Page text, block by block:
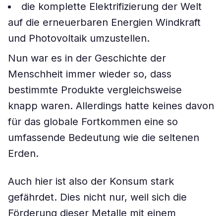
die komplette Elektrifizierung der Welt
auf die erneuerbaren Energien Windkraft
und Photovoltaik umzustellen.
Nun war es in der Geschichte der
Menschheit immer wieder so, dass
bestimmte Produkte vergleichsweise
knapp waren. Allerdings hatte keines davon
für das globale Fortkommen eine so
umfassende Bedeutung wie die seltenen
Erden.
Auch hier ist also der Konsum stark
gefährdet. Dies nicht nur, weil sich die
Förderung dieser Metalle mit einem